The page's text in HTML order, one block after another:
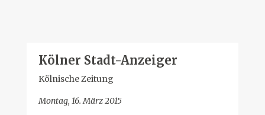
Kölner Stadt-Anzeiger
Kölnische Zeitung
Montag, 16. März 2015